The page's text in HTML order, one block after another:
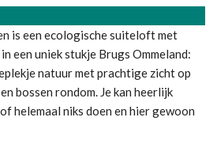
is een ecologische suiteloft met
een uniek stukje Brugs Ommeland:
natuur met prachtige zicht op
bossen rondom. Je kan heerlijk
helemaal niks doen en hier gewoon